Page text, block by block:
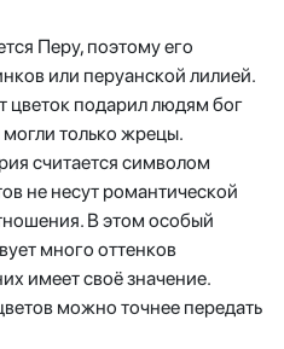
Перу, поэтому его
или перуанской лилией.
цветок подарил людям бог
только жрецы.
считается символом
не несут романтической
В этом особый
много оттенков
имеет своё значение.
можно точнее передать